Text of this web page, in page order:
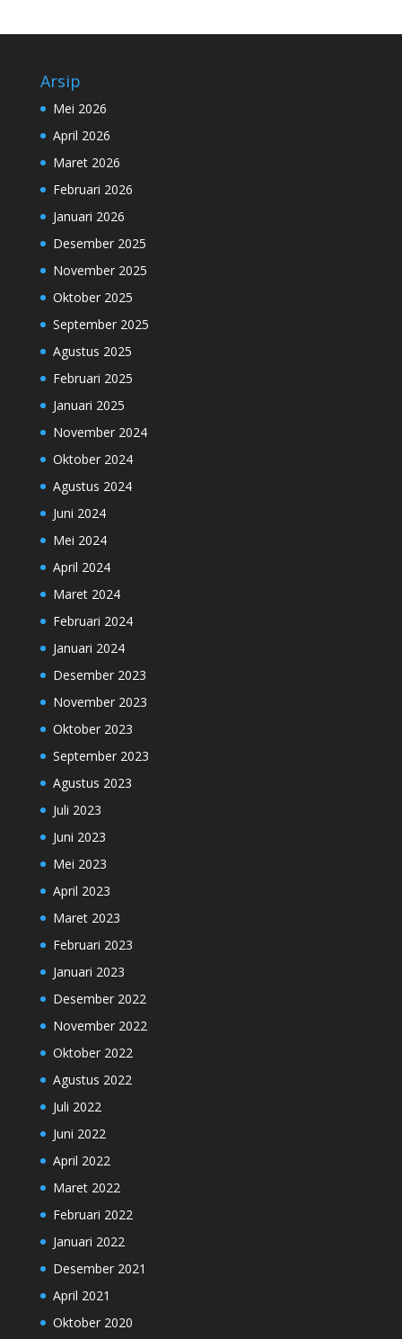
Arsip
Mei 2026
April 2026
Maret 2026
Februari 2026
Januari 2026
Desember 2025
November 2025
Oktober 2025
September 2025
Agustus 2025
Februari 2025
Januari 2025
November 2024
Oktober 2024
Agustus 2024
Juni 2024
Mei 2024
April 2024
Maret 2024
Februari 2024
Januari 2024
Desember 2023
November 2023
Oktober 2023
September 2023
Agustus 2023
Juli 2023
Juni 2023
Mei 2023
April 2023
Maret 2023
Februari 2023
Januari 2023
Desember 2022
November 2022
Oktober 2022
Agustus 2022
Juli 2022
Juni 2022
April 2022
Maret 2022
Februari 2022
Januari 2022
Desember 2021
April 2021
Oktober 2020